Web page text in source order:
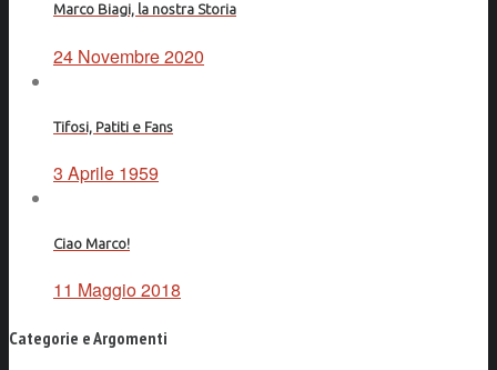
Marco Biagi, la nostra Storia
24 Novembre 2020
Tifosi, Patiti e Fans
3 Aprile 1959
Ciao Marco!
11 Maggio 2018
Categorie e Argomenti